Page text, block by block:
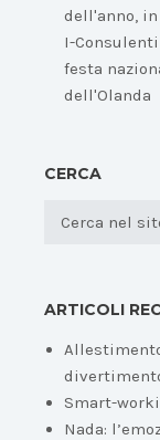
dell'anno, in
I-Consulenti
festa
dell'Olanda
CERCA
ARTICOLI
Smart-
Nada: